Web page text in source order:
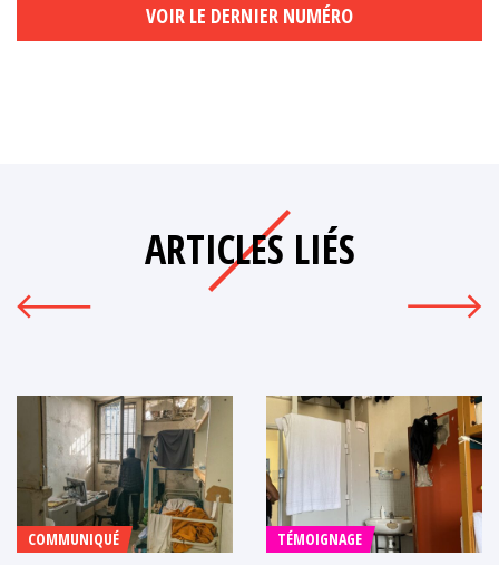
VOIR LE DERNIER NUMÉRO
ARTICLES LIÉS
COMMUNIQUÉ TÉMOIGNAGE